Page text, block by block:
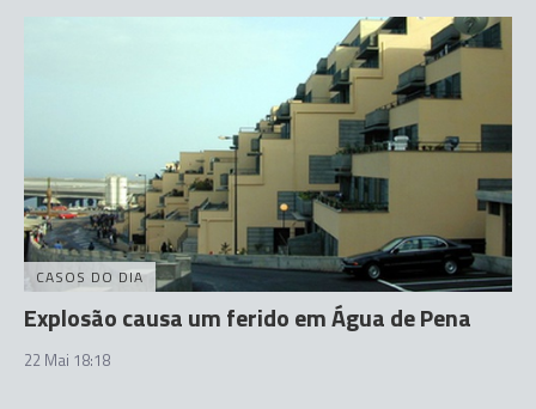
CASOS DO DIA
Explosão causa um ferido em Água de Pena
22 Mai 18:18